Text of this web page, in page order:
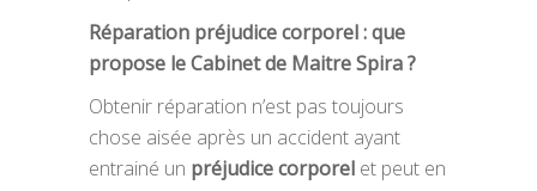
Réparation préjudice corporel : que
propose le Cabinet de Maitre Spira ?
Obtenir réparation n’est pas toujours
chose aisée après un accident ayant
entrainé un préjudice corporel et peut en